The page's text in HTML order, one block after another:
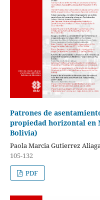
Patrones de
propiedad horizontal en
Bolivia)
Paola Marcia Gutierrez
105-132
PDF